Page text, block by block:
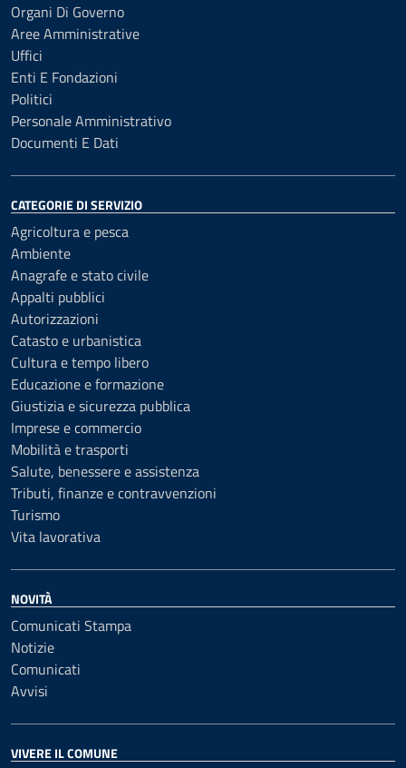
Organi Di Governo
Aree Amministrative
Uffici
Enti E Fondazioni
Politici
Personale Amministrativo
Documenti E Dati
CATEGORIE DI SERVIZIO
Agricoltura e pesca
Ambiente
Anagrafe e stato civile
Appalti pubblici
Autorizzazioni
Catasto e urbanistica
Cultura e tempo libero
Educazione e formazione
Giustizia e sicurezza pubblica
Imprese e commercio
Mobilità e trasporti
Salute, benessere e assistenza
Tributi, finanze e contravvenzioni
Turismo
Vita lavorativa
NOVITÀ
Comunicati Stampa
Notizie
Comunicati
Avvisi
VIVERE IL COMUNE